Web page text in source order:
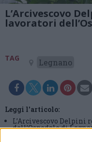
L’Arcivescovo
lavoratori
TAG Legnano
Leggi l'articolo:
L’Arcivescovo Delpini
dell’Ospedale di